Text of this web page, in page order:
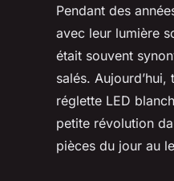
Pendant des
avec leur lumière
était souvent
salés.
réglette LED
petite révolution
pièces du jour au